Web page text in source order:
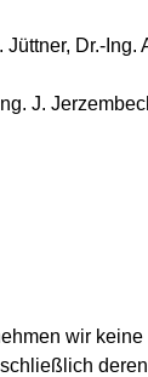
Dr.-Ing.
J.
wir